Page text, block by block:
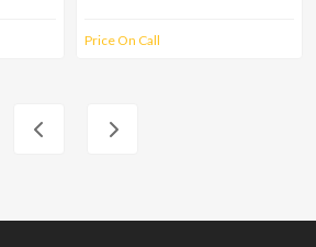
Price On Call